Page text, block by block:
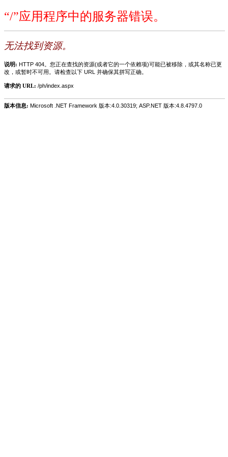
“/”应用程序中的服务器错误。
无法找到资源。
说明: HTTP 404。您正在查找的资源(或者它的一个依赖项)可能已被移除，或其名称已更
改，或暂时不可用。请检查以下 URL 并确保其拼写正确。
请求的 URL: /ph/index.aspx
版本信息: Microsoft .NET Framework 版本:4.0.30319; ASP.NET 版本:4.8.4797.0